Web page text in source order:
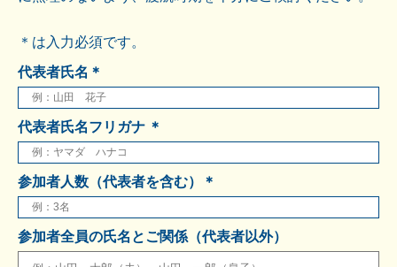
＊は入力必須です。
代表者氏名＊
代表者氏名フリガナ ＊
参加者人数（代表者を含む）＊
参加者全員の氏名とご関係（代表者以外）